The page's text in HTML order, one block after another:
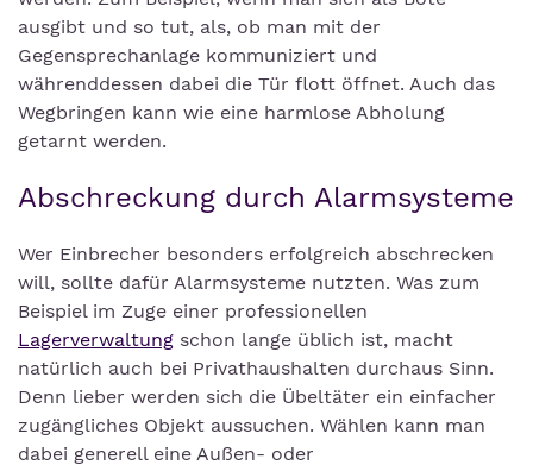
ausgibt und so tut, als, ob man mit der
Gegensprechanlage kommuniziert und
währenddessen dabei die Tür flott öffnet. Auch das
Wegbringen kann wie eine harmlose Abholung
getarnt werden.
Abschreckung durch Alarmsysteme
Wer Einbrecher besonders erfolgreich abschrecken
will, sollte dafür Alarmsysteme nutzten. Was zum
Beispiel im Zuge einer professionellen
Lagerverwaltung schon lange üblich ist, macht
natürlich auch bei Privathaushalten durchaus Sinn.
Denn lieber werden sich die Übeltäter ein einfacher
zugängliches Objekt aussuchen. Wählen kann man
dabei generell eine Außen- oder